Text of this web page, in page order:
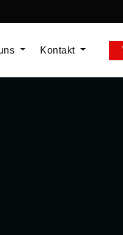
Kontakt